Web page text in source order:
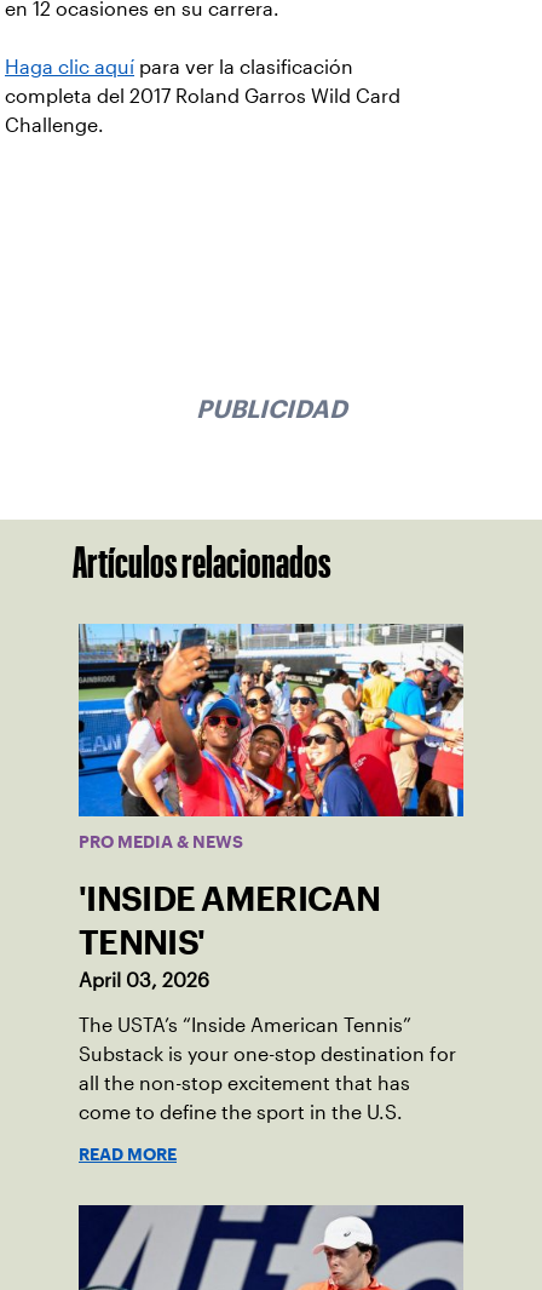
en 12 ocasiones en su carrera.
Haga clic aquí para ver la clasificación
completa del 2017 Roland Garros Wild Card
Challenge.
PUBLICIDAD
Artículos relacionados
PRO MEDIA & NEWS
'INSIDE AMERICAN
TENNIS'
April 03, 2026
The USTA’s “Inside American Tennis”
Substack is your one-stop destination for
all the non-stop excitement that has
come to define the sport in the U.S.
READ MORE